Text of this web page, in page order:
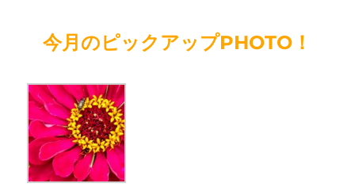
今月のピックアップPHOTO！